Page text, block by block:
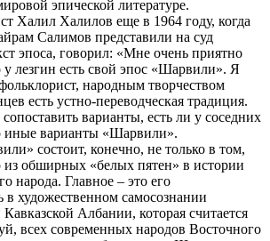
эпической литературе.
Халил Халилов еще в 1964 году, когда
Салимов представили на суд
эпоса, говорил: «Мне очень приятно
лезгин есть свой эпос «Шарвили». Я
народным творчеством
есть устно-переводческая традиция.
варианты, есть ли у соседних
иные варианты «Шарвили».
состоит, конечно, не только в том,
из обширных «белых пятен» в истории
народа. Главное – это его
в художественном самосознании
Албании, которая считается
всех современных народов Восточного